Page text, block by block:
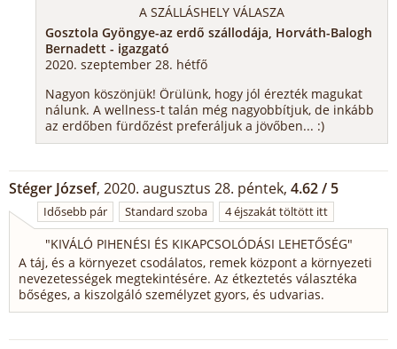
A SZÁLLÁSHELY VÁLASZA
Gosztola Gyöngye-az erdő szállodája, Horváth-Balogh
Bernadett - igazgató
2020. szeptember 28. hétfő
Nagyon köszönjük! Örülünk, hogy jól érezték magukat
nálunk. A wellness-t talán még nagyobbítjuk, de inkább
az erdőben fürdőzést preferáljuk a jövőben... :)
Stéger József, 2020. augusztus 28. péntek, 4.62 / 5
Idősebb pár Standard szoba 4 éjszakát töltött itt
"KIVÁLÓ PIHENÉSI ÉS KIKAPCSOLÓDÁSI LEHETŐSÉG"
A táj, és a környezet csodálatos, remek központ a környezeti
nevezetességek megtekintésére. Az étkeztetés választéka
bőséges, a kiszolgáló személyzet gyors, és udvarias.